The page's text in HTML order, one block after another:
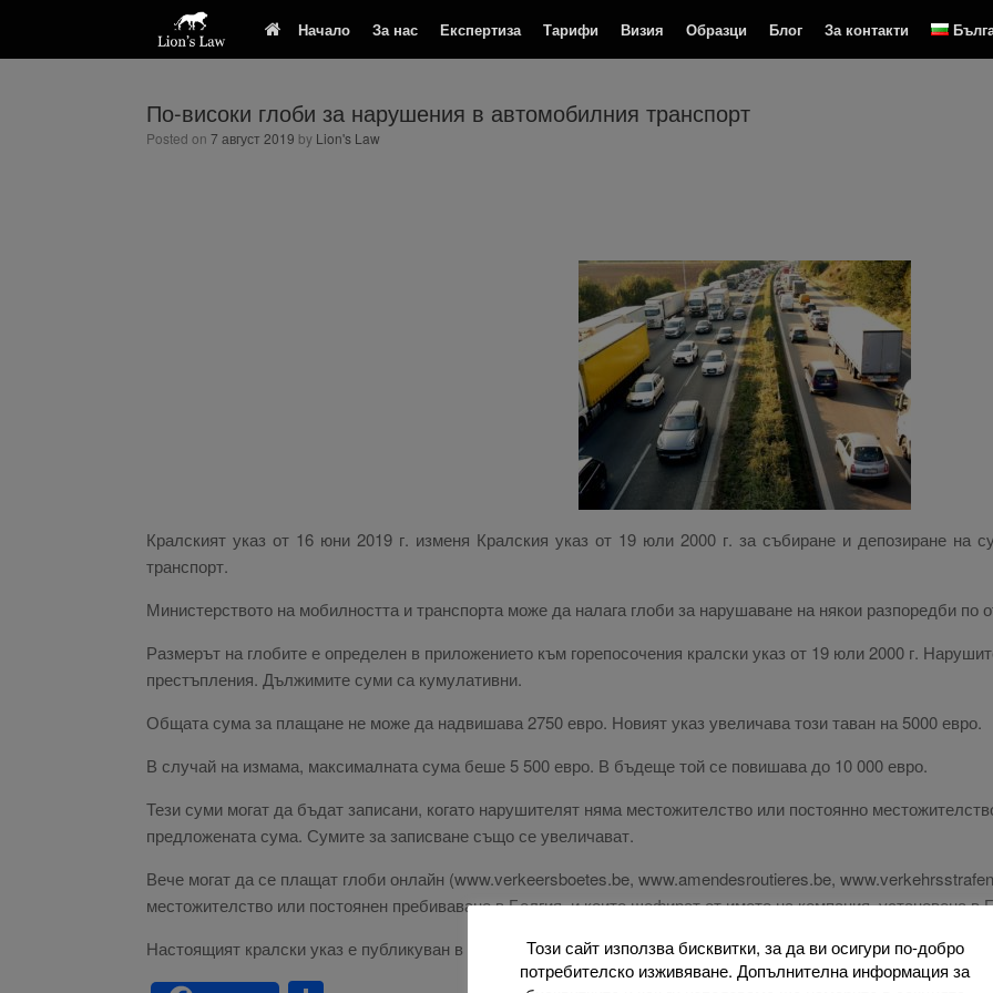
Начало За нас Експертиза Тарифи Визия Образци Блог За контакти
По-високи глоби за нарушения в автомобилния транспорт
Posted on 7 август 2019 by Lion's Law
Кралският указ от 16 юни 2019 г. изменя Кралския указ от 19 юли 2000 г. за събиране и депозиране на
транспорт.
Министерството на мобилността и транспорта може да налага глоби за нарушаване на някои разпоредби по
Размерът на глобите е определен в приложението към горепосочения кралски указ от 19 юли 2000 г.
престъпления. Дължимите суми са кумулативни.
Общата сума за плащане не може да надвишава 2750 евро. Новият указ увеличава този таван на 5000 евро.
В случай на измама, максималната сума беше 5 500 евро. В бъдеще той се повишава до 10 000 евро.
Тези суми могат да бъдат записани, когато нарушителят няма местожителство или постоянно
предложената сума. Сумите за записване също се увеличават.
Вече могат да се плащат глоби онлайн (www.verkeersboetes.be, www.amendesroutieres.be,
местожителство или постоянен пребиваване в Белгия. и които шофират от името на компания, установена в
Настоящият кралски указ е публикуван в Държавен Вестник на 27 юни 2019 г. Той влиза в сила на 7 юли 2019 г.
Този сайт използва бисквитки, за да ви осигури по-добро
потребителско изживяване. Допълнителна информация за